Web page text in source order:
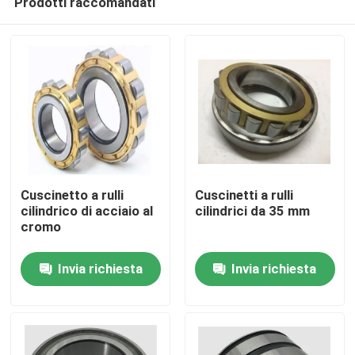
Casa.
Su di noi
Cuscinetto a rulli
cilindrico di acciaio al
cromo
Invia richiesta
Cuscinetti a rulli
cilindrici da 35 mm
Invia richiesta